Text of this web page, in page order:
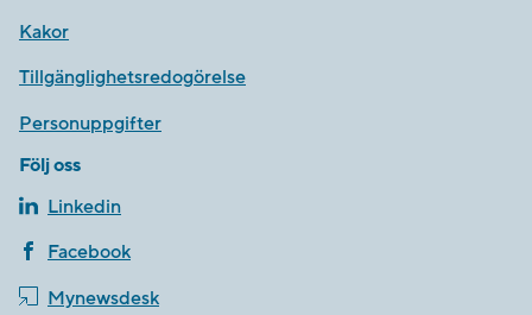
Kakor
Tillgänglighetsredogörelse
Personuppgifter
Följ oss
Linkedin
Facebook
Mynewsdesk